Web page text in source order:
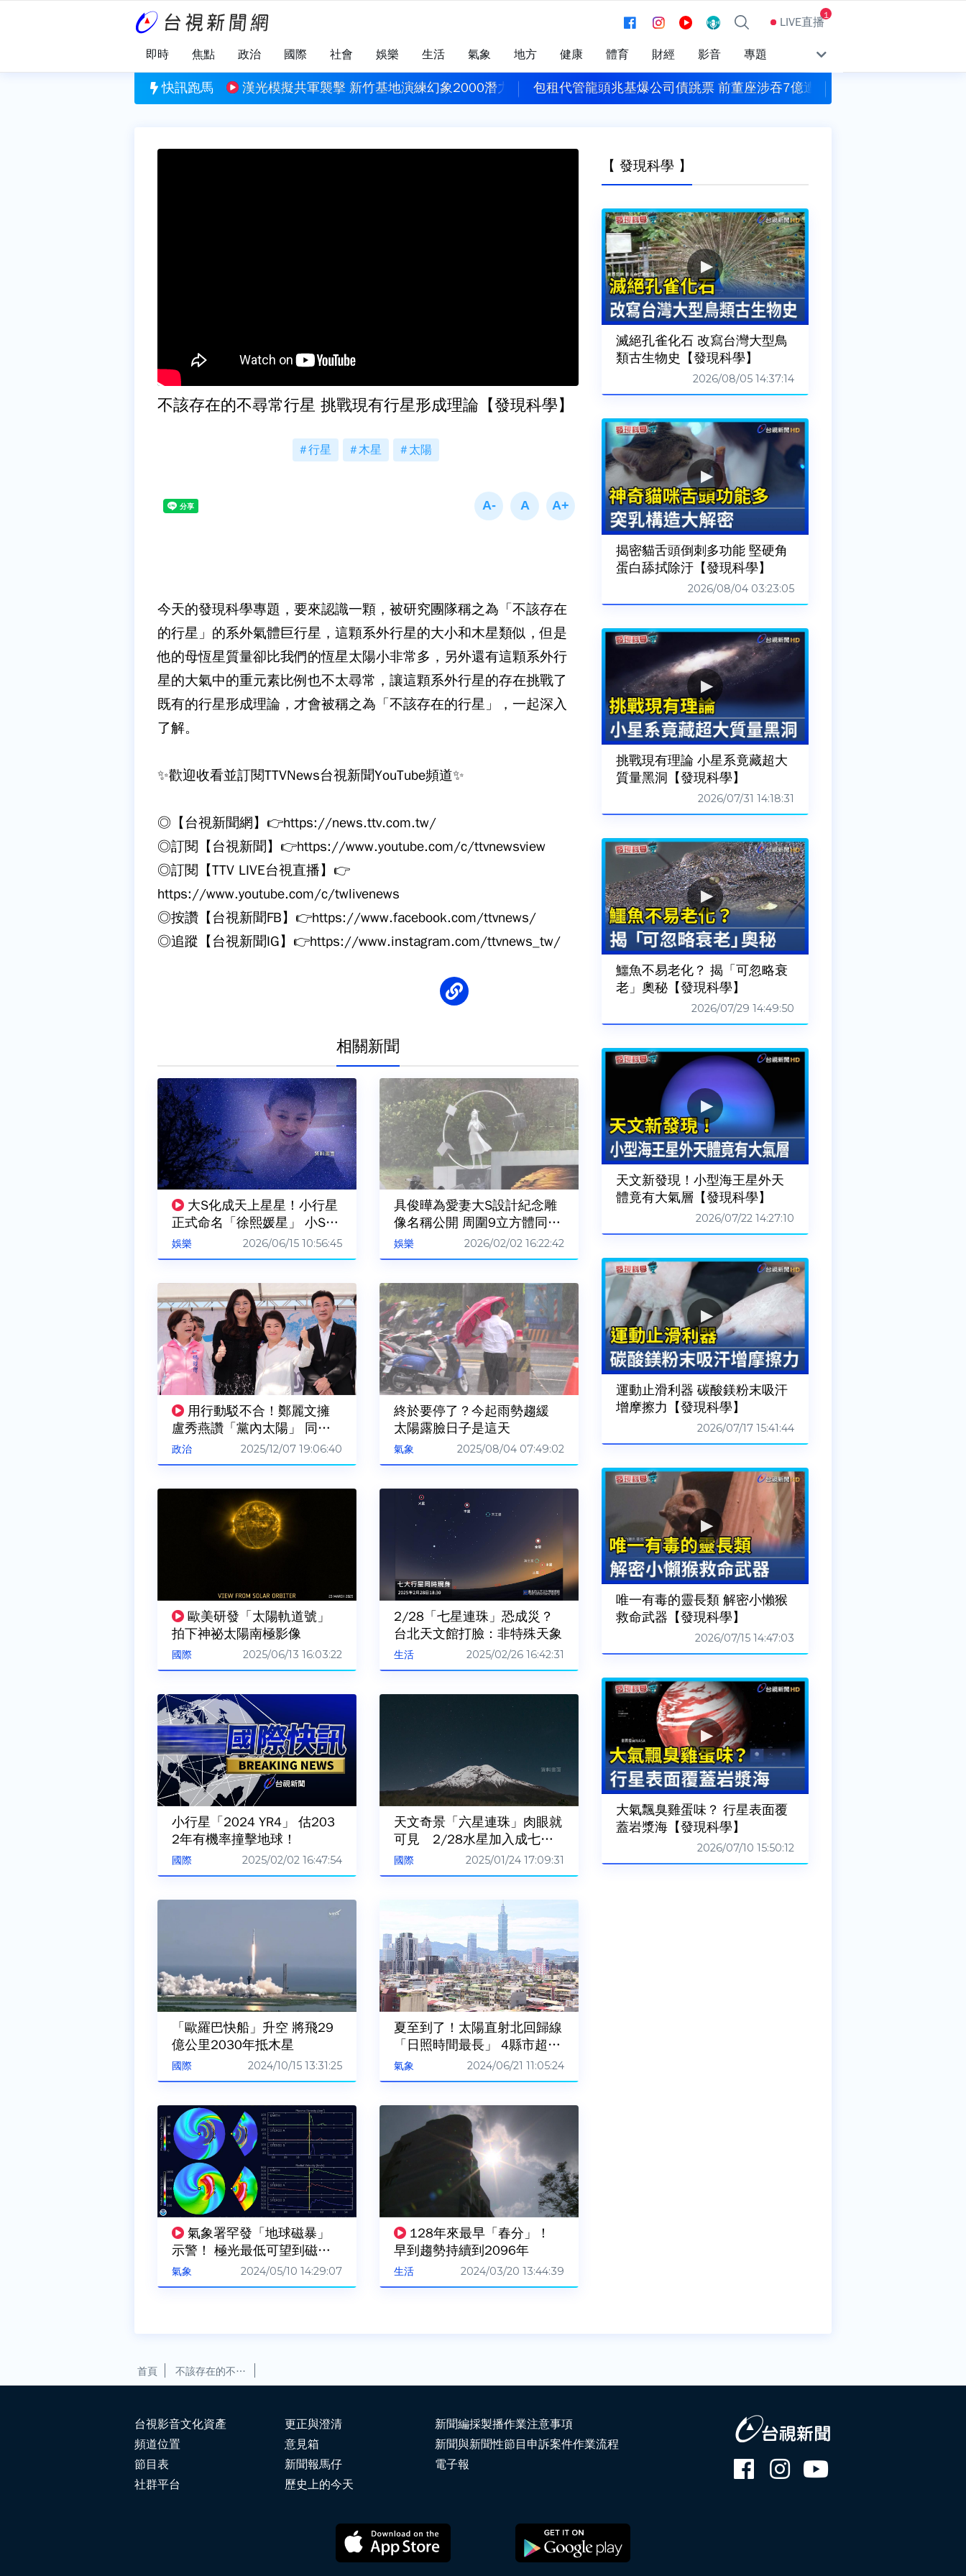
LIVE直播1
即時 焦點 政治 國際 社會 娛樂 生活 氣象 地方 健康 體育 財經 影音 專題
快訊跑馬
4注獎落這4縣市！ 每人抱走6百萬元 漢光模擬共軍襲擊 新竹基地演練幻象2000潛力掛裝、跑道搶修包租代管龍頭兆基爆公司債跳票 前董座涉吞7億遭聲押
不該存在的不尋常行星 挑戰現有行星形成理論【發現科學】
行星 木星 太陽
今天的發現科學專題，要來認識一顆，被研究團隊稱之為「不該存在
的行星」的系外氣體巨行星，這顆系外行星的大小和木星類似，但是
他的母恆星質量卻比我們的恆星太陽小非常多，另外還有這顆系外行
星的大氣中的重元素比例也不太尋常，讓這顆系外行星的存在挑戰了
既有的行星形成理論，才會被稱之為「不該存在的行星」，一起深入
了解。
✨歡迎收看並訂閱TTVNews台視新聞YouTube頻道✨
◎【台視新聞網】👉https://news.ttv.com.tw/
◎訂閱【台視新聞】👉https://www.youtube.com/c/ttvnewsview
◎訂閱【TTV LIVE台視直播】👉
https://www.youtube.com/c/twlivenews
◎按讚【台視新聞FB】👉https://www.facebook.com/ttvnews/
◎追蹤【台視新聞IG】👉https://www.instagram.com/ttvnews_tw/
相關新聞
娛樂
大S化成天上星星！小行星
正式命名「徐熙媛星」 小S：
照亮我所有黑暗2026/06/15 10:56:45 娛樂
具俊曄為愛妻大S設計紀念雕
像名稱公開 周圍9立方體同行
星般藏愛意
2026/02/02 16:22:42
政治
用行動駁不合！鄭麗文擁
盧秀燕讚「黨內太陽」 同台
互尊秀姊妹情2025/12/07 19:06:40 氣象
終於要停了？今起雨勢趨緩
太陽露臉日子是這天
2025/08/04 07:49:02
國際
歐美研發「太陽軌道號」
拍下神祕太陽南極影像
2025/06/13 16:03:22 生活
2/28「七星連珠」恐成災？
台北天文館打臉：非特殊天象
2025/02/26 16:42:31
國際
小行星「2024 YR4」 估203
2年有機率撞擊地球！
2025/02/02 16:47:54 國際
天文奇景「六星連珠」肉眼就
可見 2/28水星加入成七星
連珠！
2025/01/24 17:09:31
國際
「歐羅巴快船」升空 將飛29
億公里2030年抵木星
2024/10/15 13:31:25 氣象
夏至到了！太陽直射北回歸線
「日照時間最長」 4縣市超過
13小時
2024/06/21 11:05:24
氣象
氣象署罕發「地球磁暴」
示警！ 極光最低可望到磁緯4
5度
2024/05/10 14:29:07 生活
128年來最早「春分」！
早到趨勢持續到2096年
2024/03/20 13:44:39
【 發現科學 】
滅絕孔雀化石 改寫台灣大型鳥
類古生物史【發現科學】
2026/08/05 14:37:14
揭密貓舌頭倒刺多功能 堅硬角
蛋白舔拭除汙【發現科學】
2026/08/04 03:23:05
挑戰現有理論 小星系竟藏超大
質量黑洞【發現科學】
2026/07/31 14:18:31
鱷魚不易老化？ 揭「可忽略衰
老」奧秘【發現科學】
2026/07/29 14:49:50
天文新發現！小型海王星外天
體竟有大氣層【發現科學】
2026/07/22 14:27:10
運動止滑利器 碳酸鎂粉末吸汗
增摩擦力【發現科學】
2026/07/17 15:41:44
唯一有毒的靈長類 解密小懶猴
救命武器【發現科學】
2026/07/15 14:47:03
大氣飄臭雞蛋味？ 行星表面覆
蓋岩漿海【發現科學】
2026/07/10 15:50:12
首頁 不該存在的不尋常行星 挑戰現有行星形成理論【發現科學】
台視影音文化資產
頻道位置
節目表
社群平台
更正與澄清
意見箱
新聞報馬仔
歷史上的今天
新聞編採製播作業注意事項
新聞與新聞性節目申訴案件作業流程
電子報